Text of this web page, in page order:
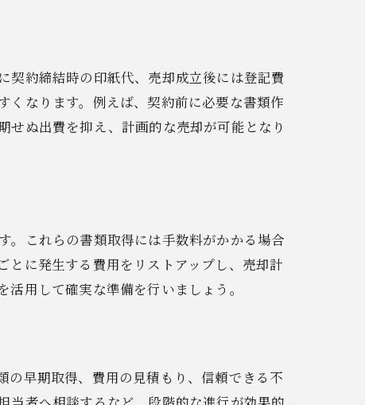
契約締結時の印紙代、売却成立後には登記費
くなります。例えば、契約前に必要な書類作
せぬ出費を抑え、計画的な売却が可能となり
。これらの書類取得には手数料がかかる場合
とに発生する費用をリストアップし、売却計
用して確実な準備を行いましょう。
の早期取得、費用の見積もり、信頼できる不